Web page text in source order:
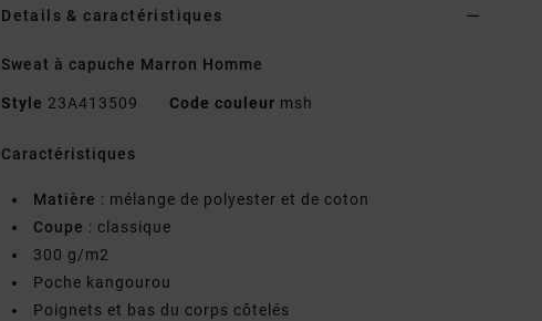
Details & caractéristiques
Sweat à capuche Marron Homme
Style 23A413509 Code couleur msh
Caractéristiques
Matière : mélange de polyester et de coton
Coupe : classique
300 g/m2
Poche kangourou
Poignets et bas du corps côtelés